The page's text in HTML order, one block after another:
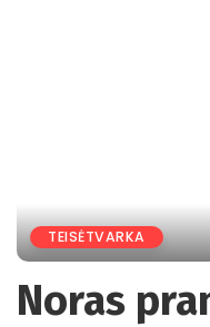
TEISĖTVARKA
Noras